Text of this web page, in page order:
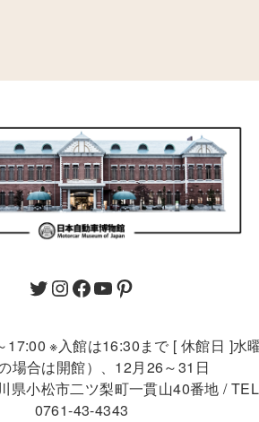
17:00 ※入館は16:30まで [ 休館日 ]水
の場合は開館）、12月26～31日
県小松市二ツ梨町一貫山40番地 /
0761-43-4343